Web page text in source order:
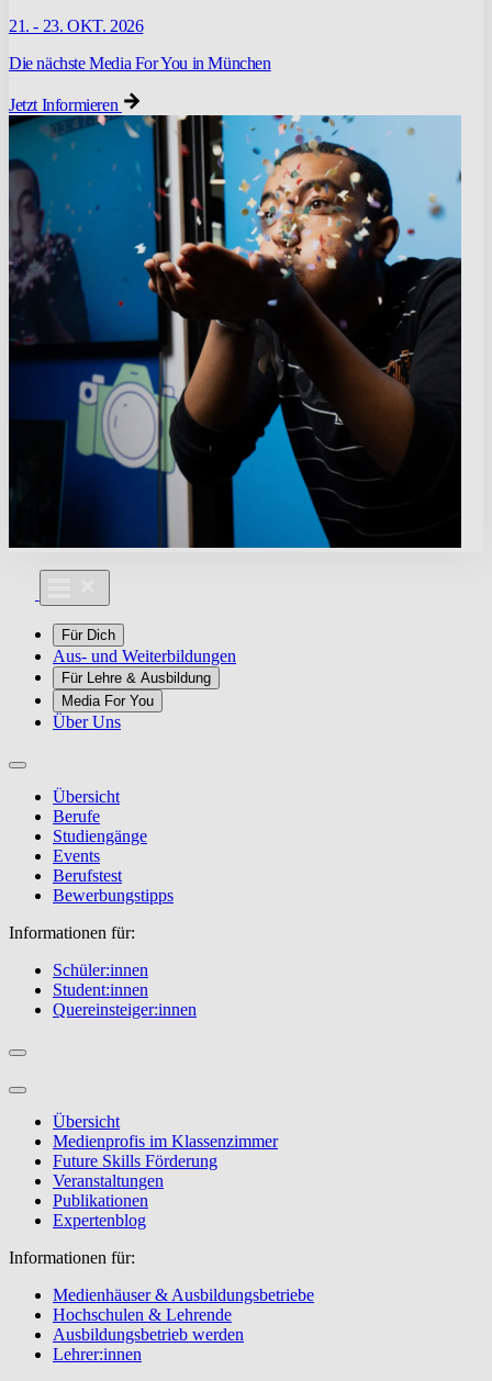
21. - 23. OKT. 2026
Die nächste Media For You in München
Jetzt Informieren
Für Dich
Aus- und Weiterbildungen
Für Lehre & Ausbildung
Media For You
Über Uns
Übersicht
Berufe
Studiengänge
Events
Berufstest
Bewerbungstipps
Informationen für:
Schüler:innen
Student:innen
Quereinsteiger:innen
Übersicht
Medienprofis im Klassenzimmer
Future Skills Förderung
Veranstaltungen
Publikationen
Expertenblog
Informationen für:
Medienhäuser & Ausbildungsbetriebe
Hochschulen & Lehrende
Ausbildungsbetrieb werden
Lehrer:innen